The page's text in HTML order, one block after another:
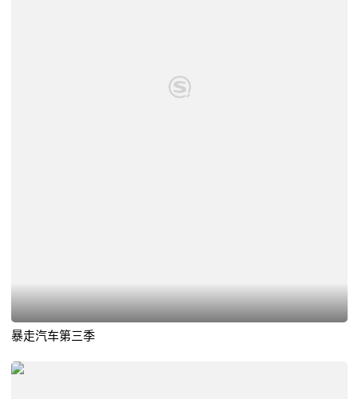
暴走汽车第三季